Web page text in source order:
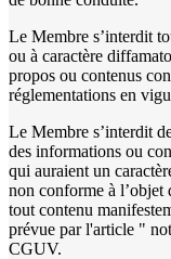
Le Membre s’interdit
ou à caractère
propos ou contenus
réglementations en
Le Membre s’interdit
des informations ou
qui auraient un
non conforme à l’objet
tout contenu
prévue par l'article "
CGUV.